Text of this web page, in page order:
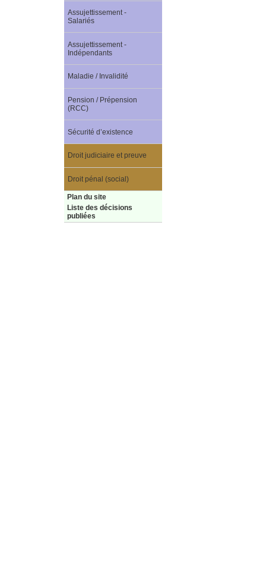
Assujettissement -
Salariés
Assujettissement -
Indépendants
Maladie / Invalidité
Pension / Prépension
(RCC)
Sécurité d’existence
Droit judiciaire et preuve
Droit pénal (social)
Plan du site
Liste des décisions
publiées